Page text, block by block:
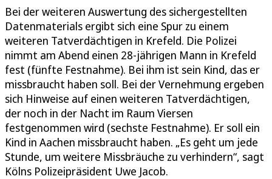
Bei der weiteren Auswertung des sichergestellten
Datenmaterials ergibt sich eine Spur zu einem
weiteren Tatverdächtigen in Krefeld. Die Polizei
nimmt am Abend einen 28-jährigen Mann in Krefeld
fest (fünfte Festnahme). Bei ihm ist sein Kind, das er
missbraucht haben soll. Bei der Vernehmung ergeben
sich Hinweise auf einen weiteren Tatverdächtigen,
der noch in der Nacht im Raum Viersen
festgenommen wird (sechste Festnahme). Er soll ein
Kind in Aachen missbraucht haben. „Es geht um jede
Stunde, um weitere Missbräuche zu verhindern“, sagt
Kölns Polizeipräsident Uwe Jacob.